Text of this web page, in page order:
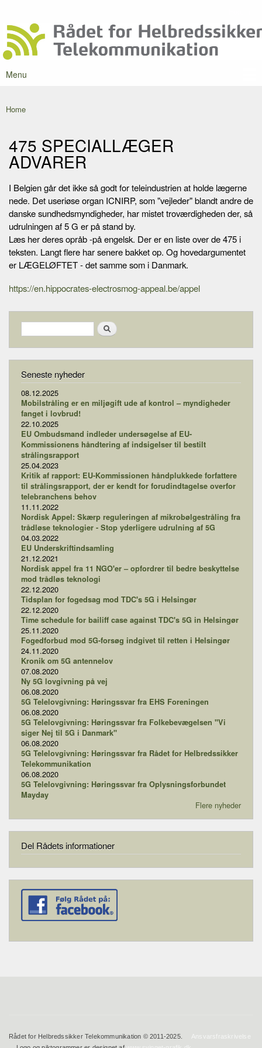
content
Rådet for
Helbredssikker
Telekommunikation
Danmarks
førende
portal om
mobilstråling
Main menu
Menu
You are here
Home
475 SPECIALLÆGER
ADVARER
I Belgien går det ikke så godt for teleindustrien at holde lægerne
nede. Det useriøse organ ICNIRP, som "vejleder" blandt andre de
danske sundhedsmyndigheder, har mistet troværdigheden der, så
udrulningen af 5 G er på stand by.
Læs her deres opråb -på engelsk. Der er en liste over de 475 i
teksten. Langt flere har senere bakket op. Og hovedargumentet
er LÆGELØFTET - det samme som i Danmark.
https://en.hippocrates-electrosmog-appeal.be/appel
Search form
Search
Seneste nyheder
08.12.2025
Mobilstråling er en miljøgift ude af kontrol – myndigheder
fanget i lovbrud!
22.10.2025
EU Ombudsmand indleder undersøgelse af EU-
Kommissionens håndtering af indsigelser til bestilt
strålingsrapport
25.04.2023
Kritik af rapport: EU-Kommissionen håndplukkede forfattere
til strålingsrapport, der er kendt for forudindtagelse overfor
telebranchens behov
11.11.2022
Nordisk Appel: Skærp reguleringen af mikrobølgestråling fra
trådløse teknologier - Stop yderligere udrulning af 5G
04.03.2022
EU Underskriftindsamling
21.12.2021
Nordisk appel fra 11 NGO'er – opfordrer til bedre beskyttelse
mod trådløs teknologi
22.12.2020
Tidsplan for fogedsag mod TDC's 5G i Helsingør
22.12.2020
Time schedule for bailiff case against TDC's 5G in Helsingør
25.11.2020
Fogedforbud mod 5G-forsøg indgivet til retten i Helsingør
24.11.2020
Kronik om 5G antennelov
07.08.2020
Ny 5G lovgivning på vej
06.08.2020
5G Telelovgivning: Høringssvar fra EHS Foreningen
06.08.2020
5G Telelovgivning: Høringssvar fra Folkebevægelsen "Vi
siger Nej til 5G i Danmark"
06.08.2020
5G Telelovgivning: Høringssvar fra Rådet for Helbredssikker
Telekommunikation
06.08.2020
5G Telelovgivning: Høringssvar fra Oplysningsforbundet
Mayday
Flere nyheder
Del Rådets informationer
Rådet for Helbredssikker Telekommunikation © 2011-2025. Ansvarsfraskrivelse